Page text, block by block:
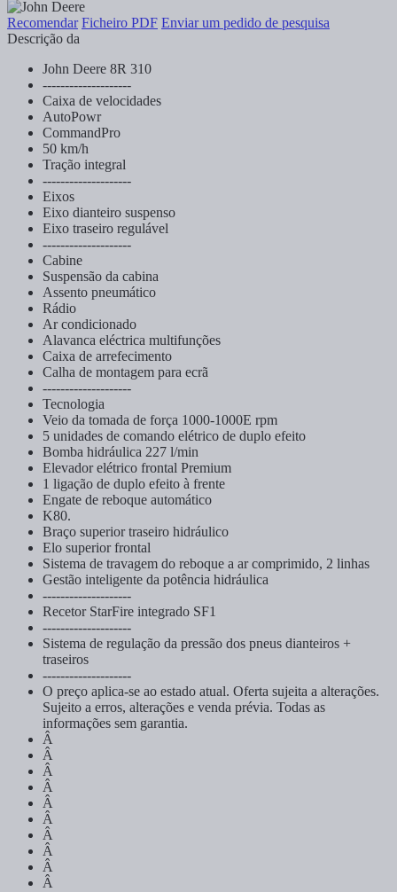
Recomendar Ficheiro PDF Enviar um pedido de pesquisa
Descrição da
John Deere 8R 310
--------------------
Caixa de velocidades
AutoPowr
CommandPro
50 km/h
Tração integral
--------------------
Eixos
Eixo dianteiro suspenso
Eixo traseiro regulável
--------------------
Cabine
Suspensão da cabina
Assento pneumático
Rádio
Ar condicionado
Alavanca eléctrica multifunções
Caixa de arrefecimento
Calha de montagem para ecrã
--------------------
Tecnologia
Veio da tomada de força 1000-1000E rpm
5 unidades de comando elétrico de duplo efeito
Bomba hidráulica 227 l/min
Elevador elétrico frontal Premium
1 ligação de duplo efeito à frente
Engate de reboque automático
K80.
Braço superior traseiro hidráulico
Elo superior frontal
Sistema de travagem do reboque a ar comprimido, 2 linhas
Gestão inteligente da potência hidráulica
--------------------
Recetor StarFire integrado SF1
--------------------
Sistema de regulação da pressão dos pneus dianteiros +
traseiros
--------------------
O preço aplica-se ao estado atual. Oferta sujeita a alterações.
Sujeito a erros, alterações e venda prévia. Todas as
informações sem garantia.
Â
Â
Â
Â
Â
Â
Â
Â
Â
Â